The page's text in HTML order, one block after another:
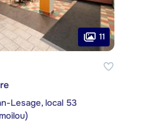
11
Lesage, local 53